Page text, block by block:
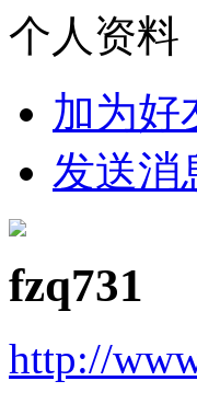
个人资料
加为好
发送消
fzq731
http://